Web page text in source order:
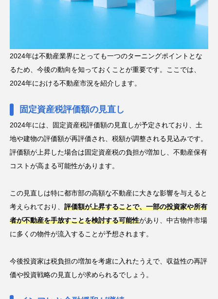
2024年は不動産業界にとっても一つのターニングポイントとな
るため、今後の動向を知っておくことが重要です。ここでは、
2024年における不動産市況を紹介します。
固定資産税評価額の見直し
2024年には、固定資産税評価額の見直しが予定されており、土
地や建物の評価額が再評価され、税額が調整される見込みです。
評価額が上昇した場合は固定資産税の負担が増加し、不動産保有
コストが高まる可能性があります。
この見直しは特に都市部の高額な不動産に大きな影響を与えると
考えられており、 評価額が上昇することで、一部の投資家や所有
者が不動産を手放すことを検討する可能性があり、中古物件市場
に多くの物件が流入することが予想されます。
今後投資家は税負担の増加を考慮に入れたうえで、収益性の再評
価や投資戦略の見直しが求められるでしょう。